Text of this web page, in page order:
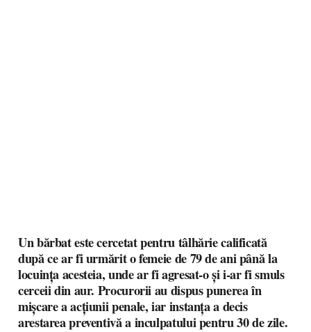
Un bărbat este cercetat pentru tâlhărie calificată
după ce ar fi urmărit o femeie de 79 de ani până la
locuința acesteia, unde ar fi agresat-o și i-ar fi smuls
cerceii din aur. Procurorii au dispus punerea în
mișcare a acțiunii penale, iar instanța a decis
arestarea preventivă a inculpatului pentru 30 de zile.